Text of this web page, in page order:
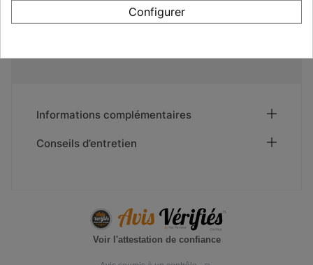
Normes CE 20347 Chaussures de travail
SRC antidérapant - Résistance au glissement sur
Informations complémentaires
Conseils d’entretien
Voir l'attestation de confiance
Configurer